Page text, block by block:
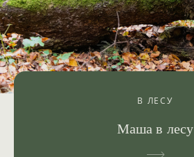
В ЛЕСУ
Маша в лесу